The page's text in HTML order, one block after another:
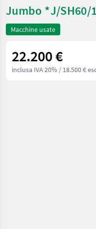
Jumbo *J/SH60/
Macchine usate
22.200 €
inclusa IVA 20% / 18.500 €